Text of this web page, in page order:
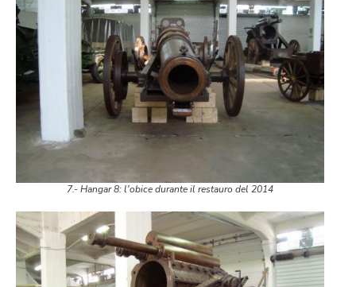
7.- Hangar 8: l'obice durante il restauro del 2014